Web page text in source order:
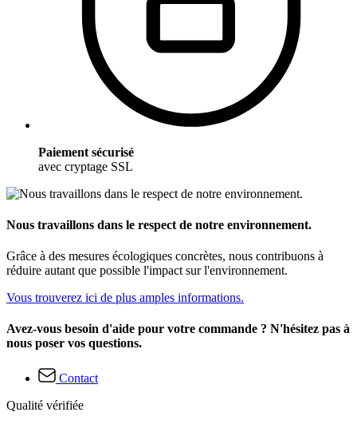
Paiement sécurisé
avec cryptage SSL
Nous travaillons dans le respect de notre environnement.
Grâce à des mesures écologiques concrètes, nous contribuons à
réduire autant que possible l'impact sur l'environnement.
Vous trouverez ici de plus amples informations.
Avez-vous besoin d'aide pour votre commande ? N'hésitez pas à
nous poser vos questions.
Contact
Qualité vérifiée